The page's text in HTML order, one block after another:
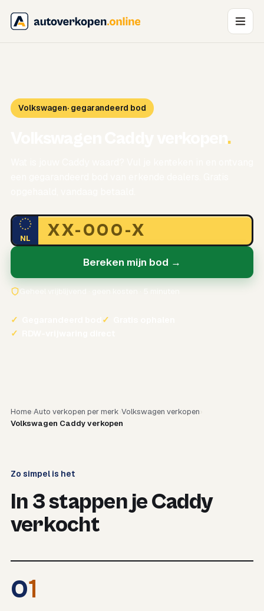
Volkswagen· gegarandeerd bod
.
NL
Bereken mijn bod →
✓ ✓
✓
Home Auto verkopen per merk Volkswagen verkopen
Volkswagen Caddy verkopen
Zo simpel is het
In 3 stappen je Caddy
verkocht
01